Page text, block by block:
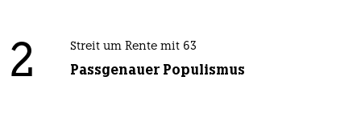
2 Streit um Rente mit 63
Passgenauer Populismus